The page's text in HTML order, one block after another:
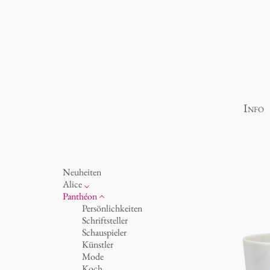
Info
Neuheiten
Alice
Porzellan
Ozean
Tassen 'Glam' weiß
Tassen - weiß
Tassen 'Glam'
Tassen 'de Luxe'
Panthéon
Persönlichkeiten
Schriftsteller
Schauspieler
Künstler
Mode